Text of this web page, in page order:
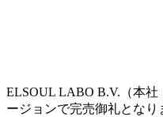
ELSOUL LABO B.V.（本社
ージョンで完売御礼となり